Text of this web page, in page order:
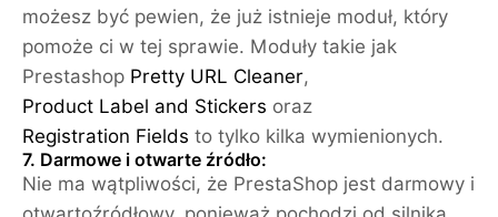
możesz być pewien, że już istnieje moduł, który
pomoże ci w tej sprawie. Moduły takie jak
Prestashop Pretty URL Cleaner,
Product Label and Stickers oraz
Registration Fields to tylko kilka wymienionych.
7. Darmowe i otwarte źródło:
Nie ma wątpliwości, że PrestaShop jest darmowy i